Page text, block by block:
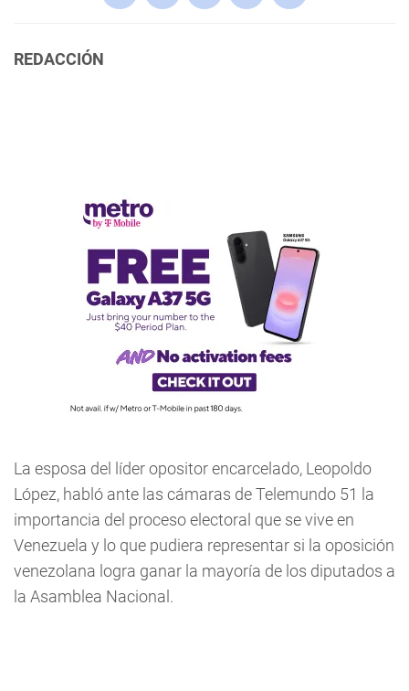
REDACCIÓN
La esposa del líder opositor encarcelado, Leopoldo
López, habló ante las cámaras de Telemundo 51 la
importancia del proceso electoral que se vive en
Venezuela y lo que pudiera representar si la oposición
venezolana logra ganar la mayoría de los diputados a
la Asamblea Nacional.